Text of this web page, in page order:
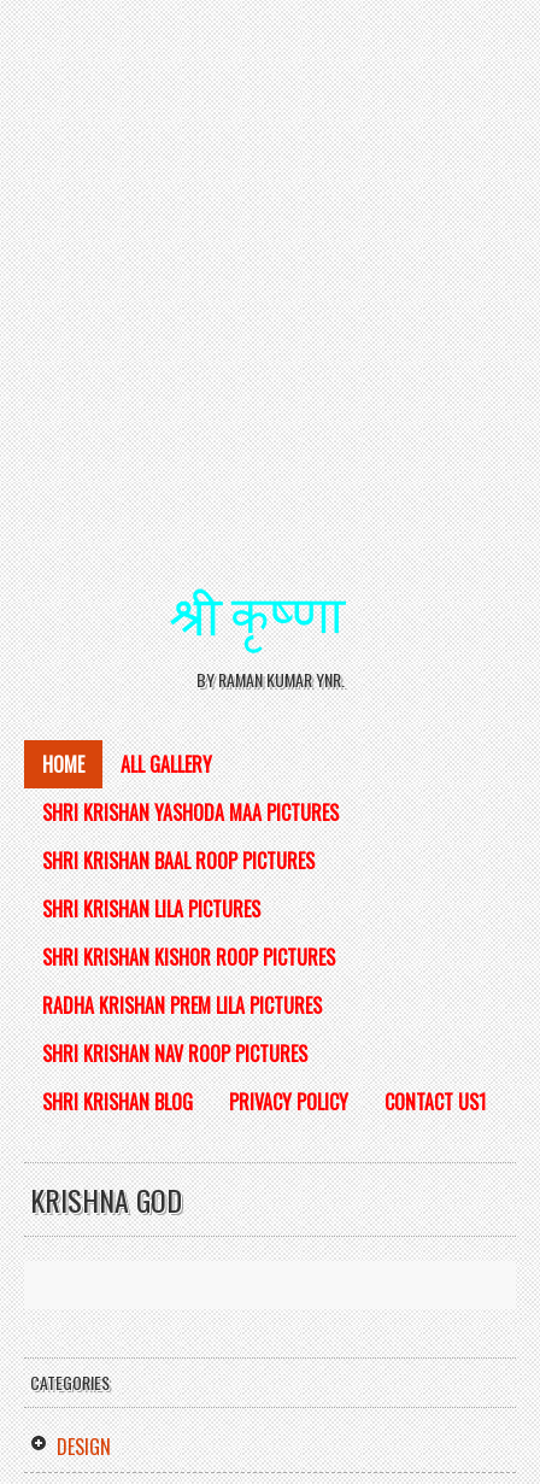
BY RAMAN KUMAR YNR.
HOME
ALL GALLERY
SHRI KRISHAN YASHODA MAA PICTURES
SHRI KRISHAN BAAL ROOP PICTURES
SHRI KRISHAN LILA PICTURES
SHRI KRISHAN KISHOR ROOP PICTURES
RADHA KRISHAN PREM LILA PICTURES
SHRI KRISHAN NAV ROOP PICTURES
SHRI KRISHAN BLOG
PRIVACY POLICY CONTACT US1
KRISHNA GOD
CATEGORIES
DESIGN